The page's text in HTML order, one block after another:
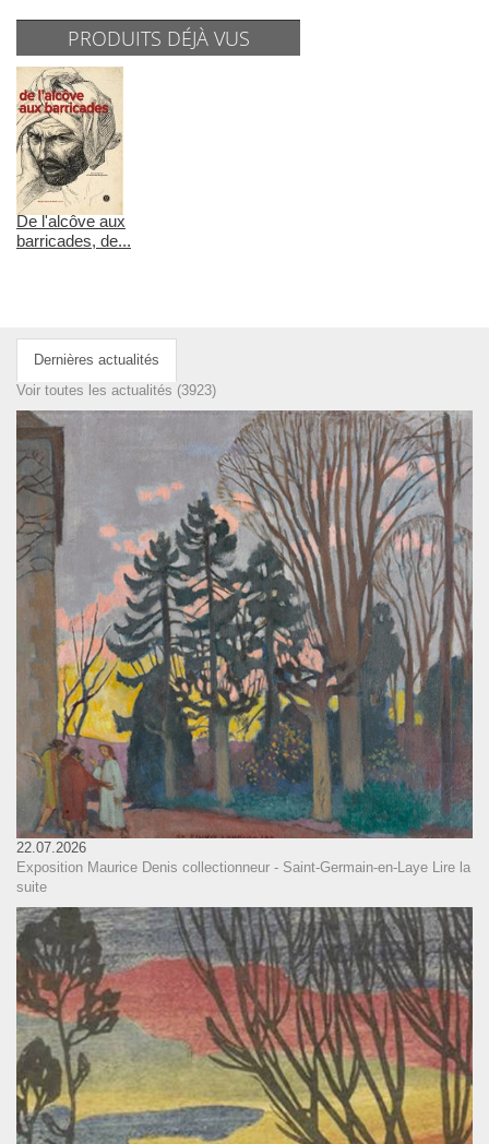
PRODUITS DÉJÀ VUS
De l'alcôve aux
barricades, de...
Dernières actualités
Voir toutes les actualités (3923)
22.07.2026
Exposition Maurice Denis collectionneur - Saint-Germain-en-Laye Lire la
suite